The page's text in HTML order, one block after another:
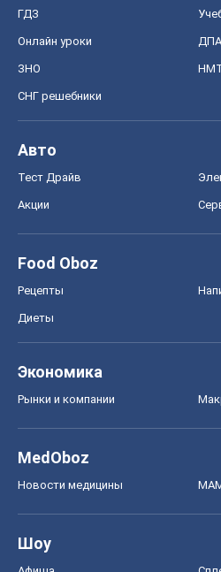
ГДЗ
Онлайн уроки ДПА
ЗНО
СНГ решебники
Авто
Тест Драйв
Акции
Food Oboz
Рецепты
Диеты
Экономика
Рынки и компании
MedOboz
Новости медицины
Шоу